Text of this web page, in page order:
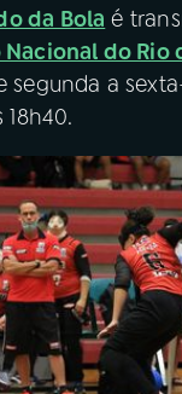
da Bola é
Nacional do Rio
segunda a